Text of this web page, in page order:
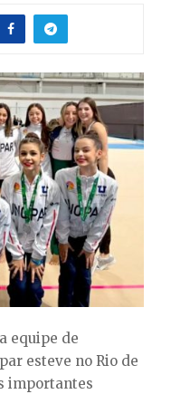
equipe de
esteve no Rio de
importantes